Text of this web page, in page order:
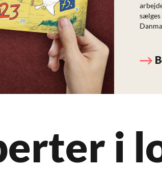
sælges
i